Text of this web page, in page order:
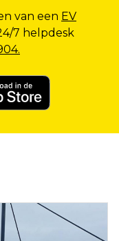
van een EV
7 helpdesk